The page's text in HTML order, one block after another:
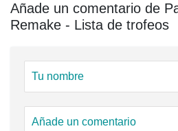
Añade un comentario de
Remake - Lista de trofeos